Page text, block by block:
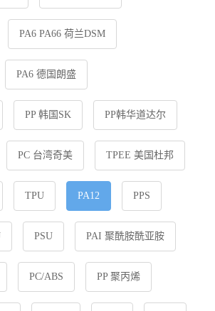
PA6 PA66 荷兰DSM
PA6 德国朗盛
PP 韩国SK PP韩华道达尔
PC 台湾奇美 TPEE 美国杜邦
TPU PA12 PPS
PSU PAI 聚酰胺酰亚胺
PC/ABS PP 聚丙烯